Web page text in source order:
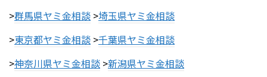
>群馬県ヤミ金相談 >埼玉県ヤミ金相談
>東京都ヤミ金相談 >千葉県ヤミ金相談
>神奈川県ヤミ金相談 >新潟県ヤミ金相談